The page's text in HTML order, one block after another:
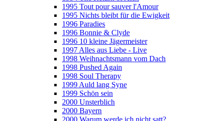
1995 Tout pour sauver l'Amour
1995 Nichts bleibt für die Ewigkeit
1996 Paradies
1996 Bonnie & Clyde
1996 10 kleine Jägermeister
1997 Alles aus Liebe - Live
1998 Weihnachtsmann vom Dach
1998 Pushed Again
1998 Soul Therapy
1999 Auld lang Syne
1999 Schön sein
2000 Unsterblich
2000 Bayern